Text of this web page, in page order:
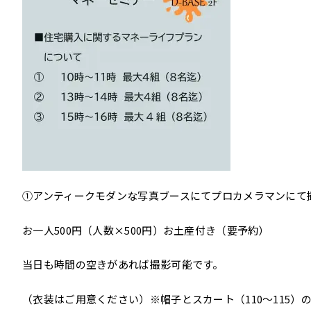
①アンティークモダンな写真ブースにてプロカメラマンにて
お一人500円（人数×500円）お土産付き（要予約）
当日も時間の空きがあれば撮影可能です。
（衣装はご用意ください）※帽子とスカート（110～115）